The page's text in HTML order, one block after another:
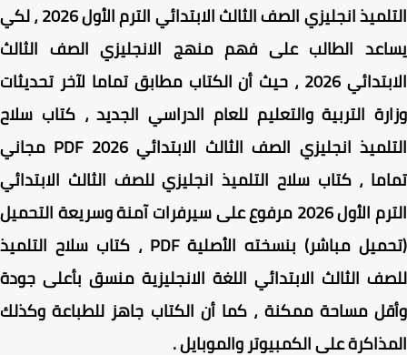
التلميذ انجليزي الصف الثالث الابتدائي الترم الأول 2026 ، لكي
الطالب على فهم منهج الانجليزي الصف الثالث
الابتدائي 2026 ، حيث أن الكتاب مطابق تماما لآخر تحديثات
التربية والتعليم للعام الدراسي الجديد ، كتاب سلاح
التلميذ انجليزي الصف الثالث الابتدائي PDF 2026 مجاني
، كتاب سلاح التلميذ انجليزي للصف الثالث الابتدائي
الترم الأول 2026 مرفوع على سيرفرات آمنة وسريعة التحميل
(تحميل مباشر) بنسخته الأصلية PDF ، كتاب سلاح التلميذ
الثالث الابتدائي اللغة الانجليزية منسق بأعلى جودة
مساحة ممكنة ، كما أن الكتاب جاهز للطباعة وكذلك
على الكمبيوتر والموبايل .